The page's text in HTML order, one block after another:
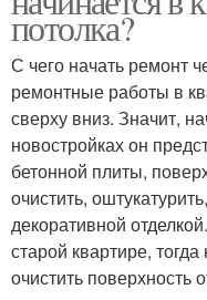
потолка?
С чего начать ремонт
ремонтные работы в
сверху вниз. Значит,
новостройках он
бетонной плиты,
очистить,
декоративной
старой квартире,
очистить поверхность